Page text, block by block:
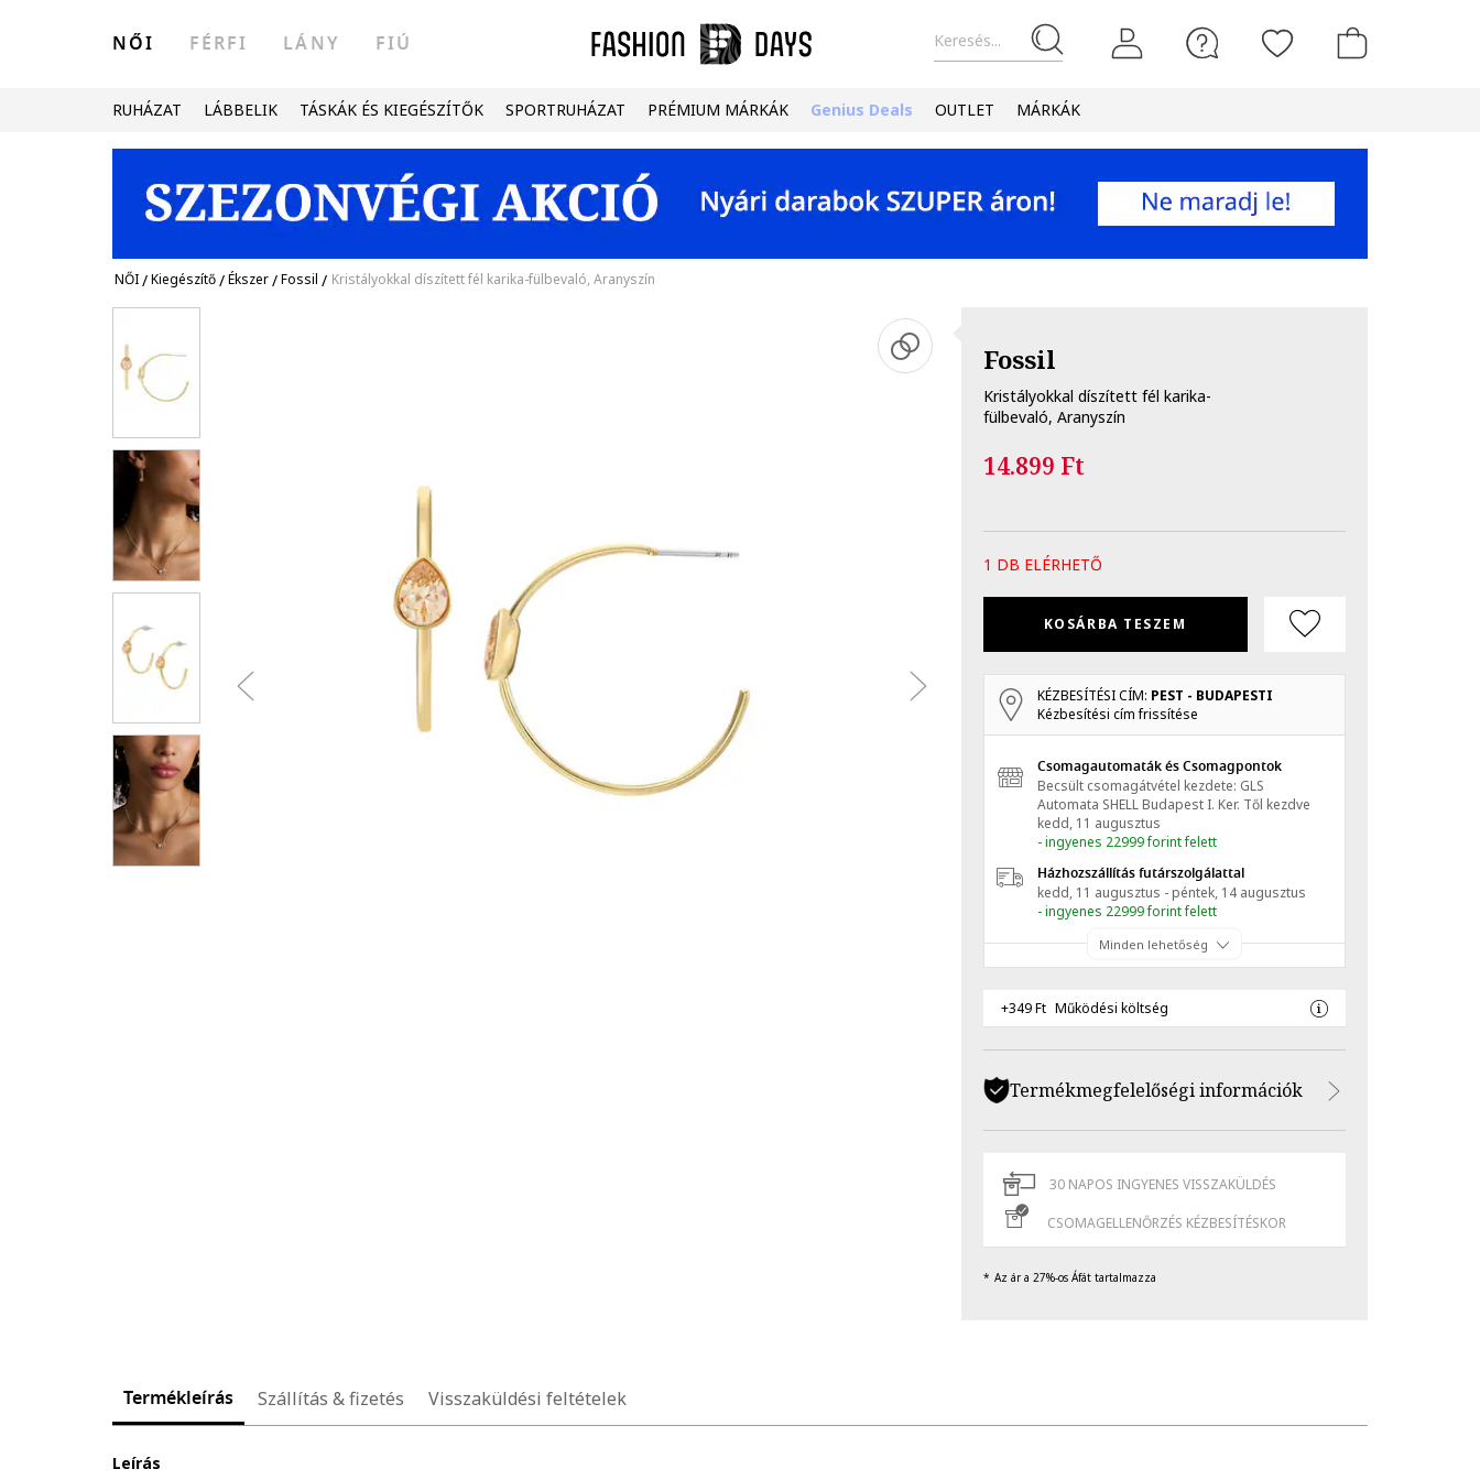
Keresés...
NŐI FÉRFI LÁNY FIÚ
RUHÁZAT LÁBBELIK TÁSKÁK ÉS KIEGÉSZÍTŐK SPORTRUHÁZAT PRÉMIUM MÁRKÁK Genius Deals OUTLET MÁRKÁK
NŐI/Kiegészítő/Ékszer/Fossil / Kristályokkal díszített fél karika-fülbevaló, Aranyszín
Fossil
Kristályokkal díszített fél karika-
fülbevaló, Aranyszín
14.899 Ft
1 DB ELÉRHETŐ
KOSÁRBA TESZEM
KÉZBESÍTÉSI CÍM: PEST - BUDAPESTI
Kézbesítési cím frissítése
Csomagautomaták és Csomagpontok
Becsült csomagátvétel kezdete: GLS
Automata SHELL Budapest I. Ker. Től kezdve
kedd, 11 augusztus
- ingyenes 22999 forint felett
Házhozszállítás futárszolgálattal
kedd, 11 augusztus - péntek, 14 augusztus
- ingyenes 22999 forint felett
Minden lehetőség
+349 Ft Működési költség
Termékmegfelelőségi információk
30 NAPOS INGYENES VISSZAKÜLDÉS
CSOMAGELLENŐRZÉS KÉZBESÍTÉSKOR
Az ár a 27%-os Áfát tartalmazza
Termékleírás Szállítás & fizetés Visszaküldési feltételek
Leírás